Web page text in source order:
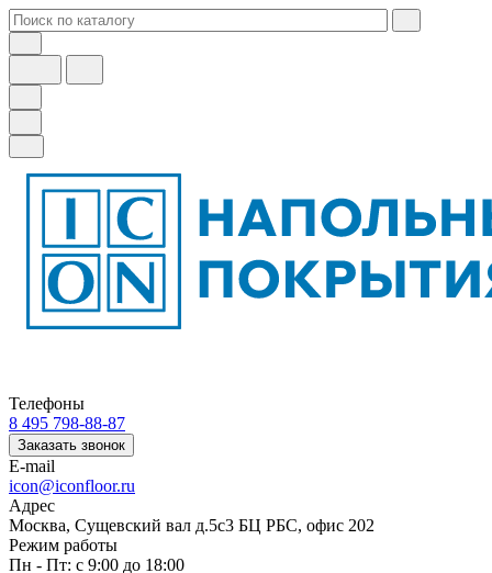
Телефоны
8 495 798-88-87
Заказать звонок
E-mail
icon@iconfloor.ru
Адрес
Москва, Сущевский вал д.5с3 БЦ РБС, офис 202
Режим работы
Пн - Пт: с 9:00 до 18:00